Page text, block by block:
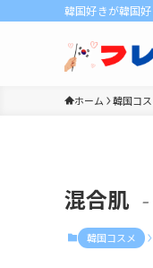
韓国好きが韓国
ホーム 韓国コ
混合肌
韓国コスメ